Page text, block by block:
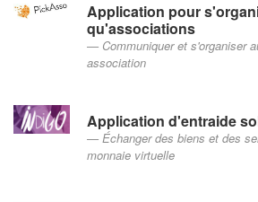
Application pour
qu'associations
Communiquer et s'organiser
association
Application d'entraide
Échanger des biens et des
monnaie virtuelle